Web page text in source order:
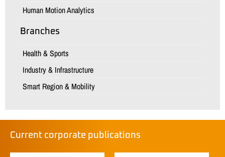
Human Motion Analytics
Branches
Health & Sports
Industry & Infrastructure
Smart Region & Mobility
Current corporate publications